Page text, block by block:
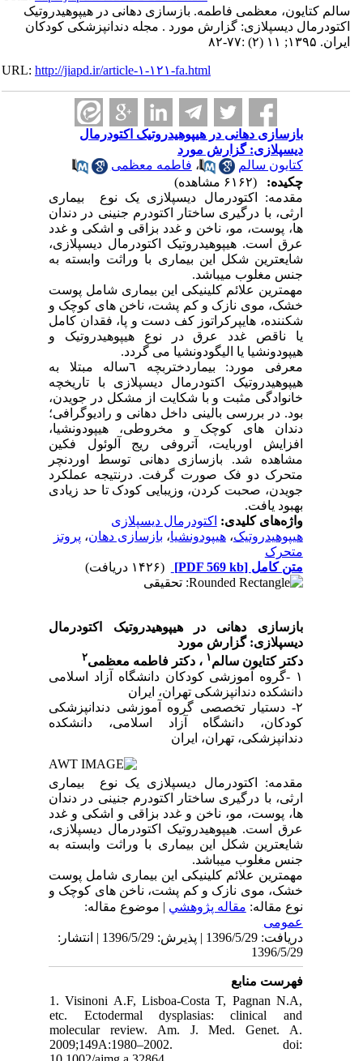
سالم کتایون، معظمی فاطمه. بازسازی دهانی در هیپوهیدروتیک
اکتودرمال دیسپلازی: گزارش مورد . مجله دندانپزشکی کودکان
ایران. ۱۳۹۵; ۱۱ (۲) :۷۷-۸۲
URL:http://jiapd.ir/article-۱-۱۲۱-fa.html
بازسازی دهانی در هیپوهیدروتیک اکتودرمال
دیسپلازی: گزارش مورد
کتایون سالم
،فاطمه معظمی
چکیده:
مقدمه: اکتودرمال دیسپلازی یک نوع بیماری
ارثی، با درگیری ساختار اکتودرم جنینی در دندان
ها، پوست، مو، ناخن و غدد بزاقی و اشکی و غدد
عرق است. هیپوهیدروتیک اکتودرمال دیسپلازی،
شایعترین شکل این بیماری با وراثت وابسته به
جنس مغلوب میباشد.
مهمترین علائم کلینیکی این بیماری شامل پوست
خشک، موی نازک و کم پشت، ناخن های کوچک و
شکننده، هایپرکراتوز کف دست و پا، فقدان کامل
یا ناقص غدد عرق در نوع هیپوهیدروتیک و
هیپودونشیا یا الیگودونشیا می گردد.
معرفی مورد: بیماردختربچه ٦ساله مبتلا به
هیپوهیدروتیک اکتودرمال دیسپلازی با تاریخچه
خانوادگی مثبت و با شکایت از مشکل در جویدن،
بود. در بررسی بالینی داخل دهانی و رادیوگرافی؛
دندان های کوچک و مخروطی، هیپودونشیا،
افزایش اوربایت، آتروفی ریج آلوئول فکین
مشاهده شد. بازسازی دهانی توسط اوردنچر
متحرک دو فک صورت گرفت. درنتیجه عملکرد
جویدن، صحبت کردن، وزیبایی کودک تا حد زیادی
بهبود یافت.
واژه‌های کلیدی:اکتودرمال دیسپلازی
هیپوهیدروتیک،هیپودونشیا،بازسازی دهان،پروتز
متحرک
متن کامل[PDF 569 kb]
بازسازی دهانی در هیپوهیدروتیک اکتودرمال
دیسپلازی: گزارش مورد
دکتر کتایون سالم ، دکتر فاطمه معظمی
- گروه آموزشی کودکان دانشگاه آزاد اسلامی
دانشکده دندانپزشکی تهران، ایران
٢- دستیار تخصصی گروه آموزشی دندانپزشکی
کودکان، دانشگاه آزاد اسلامی، دانشکده
دندانپزشکی، تهران، ایران
مقدمه: اکتودرمال دیسپلازی یک نوع بیماری
ارثی، با درگیری ساختار اکتودرم جنینی در دندان
ها، پوست، مو، ناخن و غدد بزاقی و اشکی و غدد
عرق است. هیپوهیدروتیک اکتودرمال دیسپلازی،
شایعترین شکل این بیماری با وراثت وابسته به
جنس مغلوب میباشد.
مهمترین علائم کلینیکی این بیماری شامل پوست
خشک، موی نازک و کم پشت، ناخن های کوچک و
شکننده، هایپرکراتوز کف دست و پا، فقدان کامل
یا ناقص غدد عرق در نوع هیپوهیدروتیک و
هیپودونشیا یا الیگودونشیا می گردد.
هیپوهیدروتیک اکتودرمال دیسپلازی با تاریخچه
خانوادگی مثبت و با شکایت از مشکل در جویدن،
بود. در بررسی بالینی داخل دهانی و رادیوگرافی؛
دندان های کوچک و مخروطی، هیپودونشیا،
افزایش اوربایت، آتروفی ریج آلوئول فکین
مشاهده شد. بازسازی دهانی توسط اوردنچر
نوع مقاله:مقاله پژوهشي| موضوع مقاله:
عمومى
دریافت: 1396/5/29 | پذیرش: 1396/5/29 | انتشار:
1396/5/29
فهرست منابع
1. Visinoni A.F, Lisboa-Costa T, Pagnan N.A,
etc. Ectodermal dysplasias: clinical and
molecular review. Am. J. Med. Genet. A.
2009;149A:1980–2002. doi: